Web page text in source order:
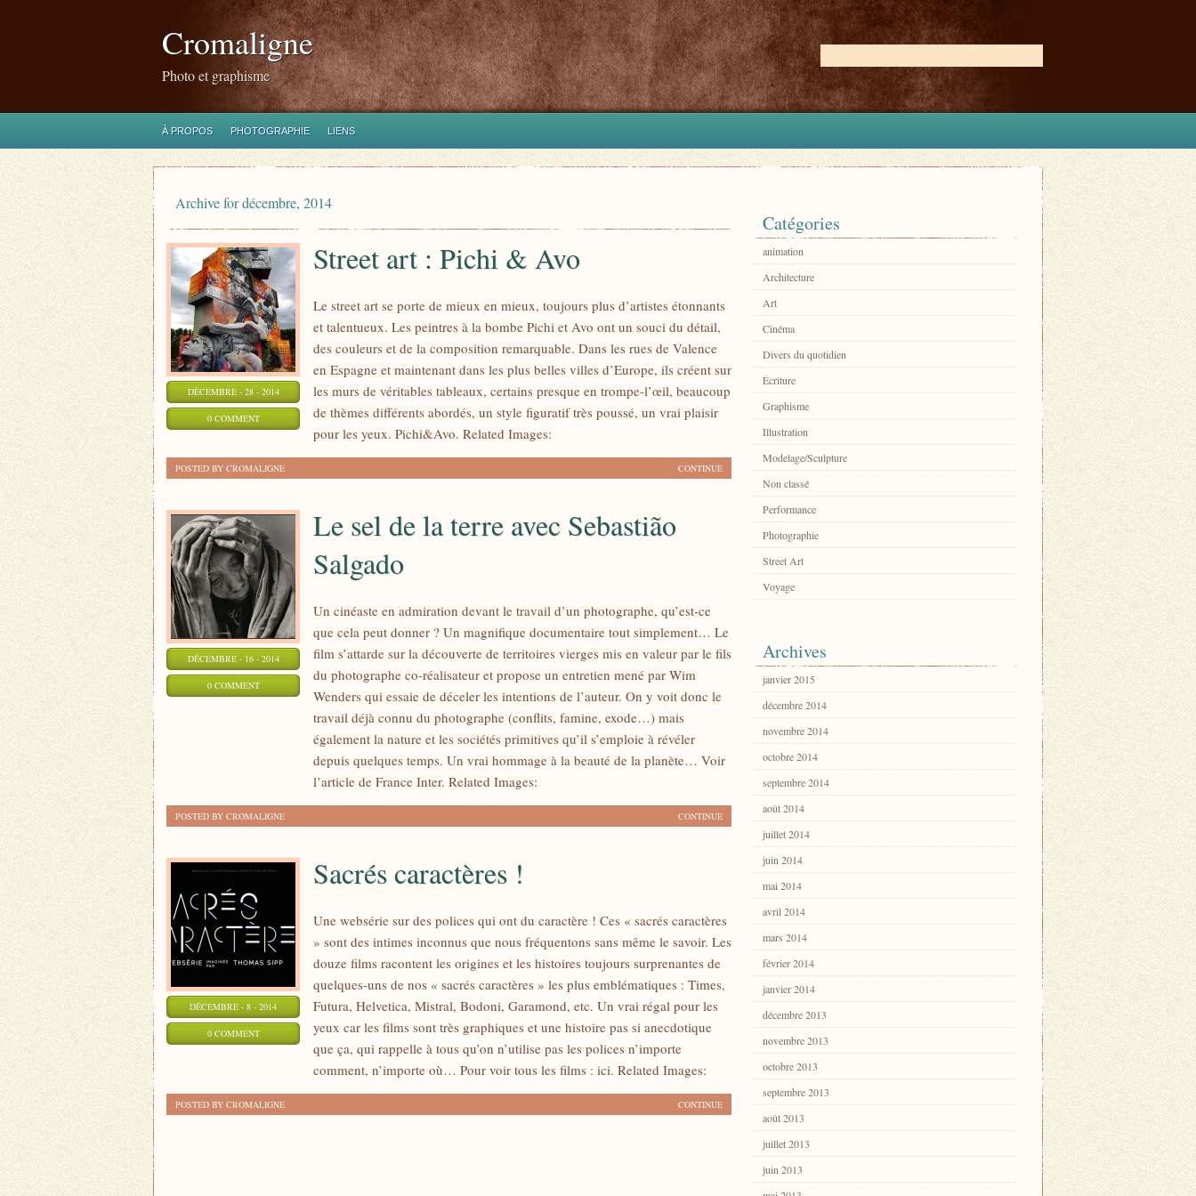
Cromaligne
Photo et graphisme
À PROPOS PHOTOGRAPHIE LIENS
Archive for décembre, 2014
DÉCEMBRE - 28 - 2014
0 COMMENT
Street art : Pichi & Avo
Le street art se porte de mieux en mieux, toujours plus d’artistes étonnants
et talentueux. Les peintres à la bombe Pichi et Avo ont un souci du détail,
des couleurs et de la composition remarquable. Dans les rues de Valence
en Espagne et maintenant dans les plus belles villes d’Europe, ils créent sur
les murs de véritables tableaux, certains presque en trompe-l’œil, beaucoup
de thèmes différents abordés, un style figuratif très poussé, un vrai plaisir
pour les yeux. Pichi&Avo. Related Images:
CONTINUE
POSTED BY CROMALIGNE
DÉCEMBRE - 16 - 2014
0 COMMENT
Le sel de la terre avec Sebastião
Salgado
Un cinéaste en admiration devant le travail d’un photographe, qu’est-ce
que cela peut donner ? Un magnifique documentaire tout simplement… Le
film s’attarde sur la découverte de territoires vierges mis en valeur par le fils
du photographe co-réalisateur et propose un entretien mené par Wim
Wenders qui essaie de déceler les intentions de l’auteur. On y voit donc le
travail déjà connu du photographe (conflits, famine, exode…) mais
également la nature et les sociétés primitives qu’il s’emploie à révéler
depuis quelques temps. Un vrai hommage à la beauté de la planète… Voir
l’article de France Inter. Related Images:
CONTINUE
POSTED BY CROMALIGNE
DÉCEMBRE - 8 - 2014
0 COMMENT
Sacrés caractères !
Une websérie sur des polices qui ont du caractère ! Ces « sacrés caractères
» sont des intimes inconnus que nous fréquentons sans même le savoir. Les
douze films racontent les origines et les histoires toujours surprenantes de
quelques-uns de nos « sacrés caractères » les plus emblématiques : Times,
Futura, Helvetica, Mistral, Bodoni, Garamond, etc. Un vrai régal pour les
yeux car les films sont très graphiques et une histoire pas si anecdotique
que ça, qui rappelle à tous qu’on n’utilise pas les polices n’importe
comment, n’importe où… Pour voir tous les films : ici. Related Images:
CONTINUE
POSTED BY CROMALIGNE
Catégories
animation
Architecture
Art
Cinéma
Divers du quotidien
Écriture
Graphisme
Illustration
Modelage/Sculpture
Non classé
Performance
Photographie
Street Art
Voyage
Archives
janvier 2015
décembre 2014
novembre 2014
octobre 2014
septembre 2014
août 2014
juillet 2014
juin 2014
mai 2014
avril 2014
mars 2014
février 2014
janvier 2014
décembre 2013
novembre 2013
octobre 2013
septembre 2013
août 2013
juillet 2013
juin 2013